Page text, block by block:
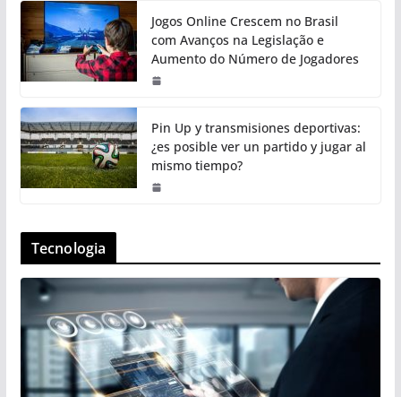
Jogos Online Crescem no Brasil
com Avanços na Legislação e
Aumento do Número de Jogadores
Pin Up y transmisiones deportivas:
¿es posible ver un partido y jugar al
mismo tiempo?
Tecnologia